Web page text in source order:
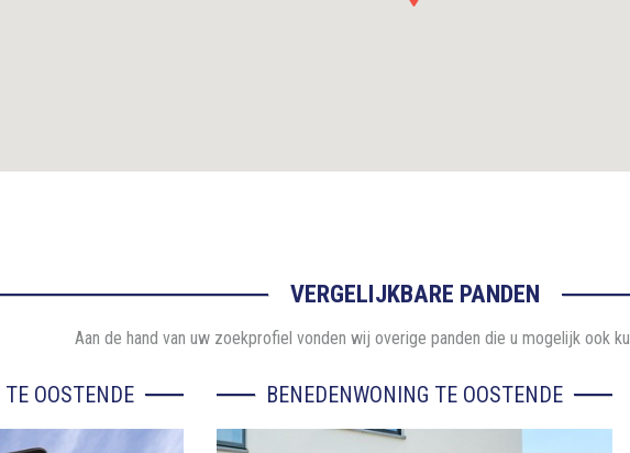
VERGELIJKBARE PANDEN
Aan de hand van uw zoekprofiel vonden wij overige panden die u mogelijk ook
OOSTENDE BENEDENWONING TE OOSTENDE